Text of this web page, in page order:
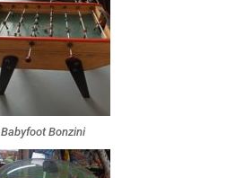
Babyfoot Bonzini